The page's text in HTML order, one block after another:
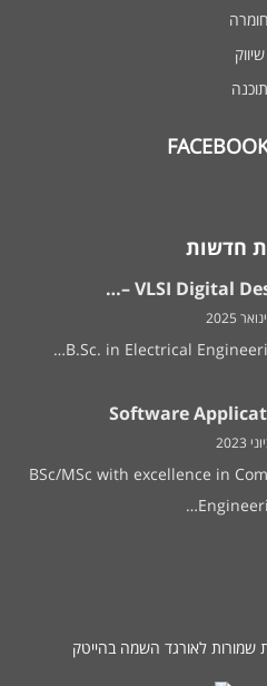
חומרה
שיווק
תוכנה
חדשות
VLSI Digital
Software
BSc/MSc with excellence in
שמורות לאורגד השמה בהייטק